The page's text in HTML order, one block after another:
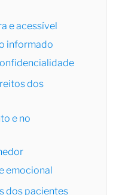
e acessível
informado
dos
e no
emocional
dos pacientes